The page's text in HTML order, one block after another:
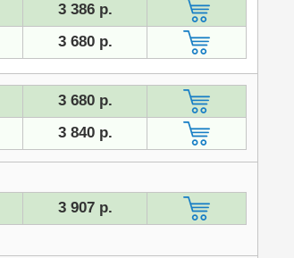
3 386 р.
3 680 р.
3 680 р.
3 840 р.
3 907 р.